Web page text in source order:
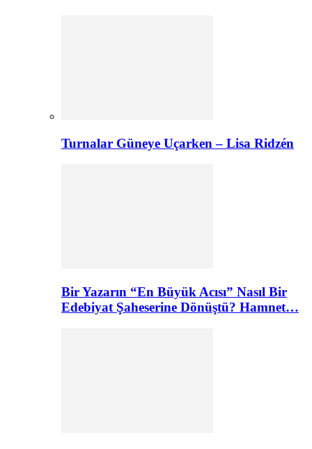
Turnalar Güneye Uçarken – Lisa Ridzén
Bir Yazarın “En Büyük Acısı” Nasıl Bir
Edebiyat Şaheserine Dönüştü? Hamnet…